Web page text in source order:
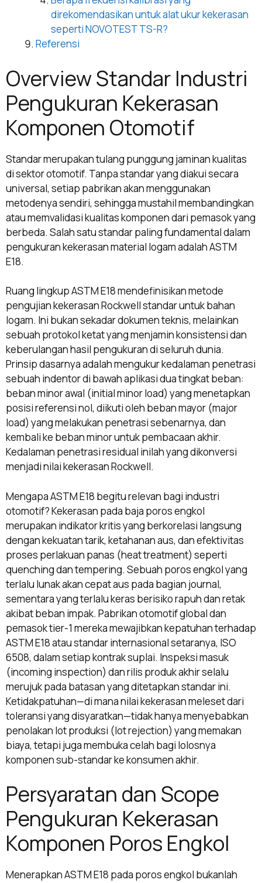
direkomendasikan untuk alat ukur kekerasan
seperti NOVOTEST TS-R?
Referensi
Overview Standar Industri
Pengukuran Kekerasan
Komponen Otomotif
Standar merupakan tulang punggung jaminan kualitas
di sektor otomotif. Tanpa standar yang diakui secara
universal, setiap pabrikan akan menggunakan
metodenya sendiri, sehingga mustahil membandingkan
atau memvalidasi kualitas komponen dari pemasok yang
berbeda. Salah satu standar paling fundamental dalam
pengukuran kekerasan material logam adalah ASTM
E18.
Ruang lingkup ASTM E18 mendefinisikan metode
pengujian kekerasan Rockwell standar untuk bahan
logam. Ini bukan sekadar dokumen teknis, melainkan
sebuah protokol ketat yang menjamin konsistensi dan
keberulangan hasil pengukuran di seluruh dunia.
Prinsip dasarnya adalah mengukur kedalaman penetrasi
sebuah indentor di bawah aplikasi dua tingkat beban:
beban minor awal (initial minor load) yang menetapkan
posisi referensi nol, diikuti oleh beban mayor (major
load) yang melakukan penetrasi sebenarnya, dan
kembali ke beban minor untuk pembacaan akhir.
Kedalaman penetrasi residual inilah yang dikonversi
menjadi nilai kekerasan Rockwell.
Mengapa ASTM E18 begitu relevan bagi industri
otomotif? Kekerasan pada baja poros engkol
merupakan indikator kritis yang berkorelasi langsung
dengan kekuatan tarik, ketahanan aus, dan efektivitas
proses perlakuan panas (heat treatment) seperti
quenching dan tempering. Sebuah poros engkol yang
terlalu lunak akan cepat aus pada bagian journal,
sementara yang terlalu keras berisiko rapuh dan retak
akibat beban impak. Pabrikan otomotif global dan
pemasok tier-1 mereka mewajibkan kepatuhan terhadap
ASTM E18 atau standar internasional setaranya, ISO
6508, dalam setiap kontrak suplai. Inspeksi masuk
(incoming inspection) dan rilis produk akhir selalu
merujuk pada batasan yang ditetapkan standar ini.
Ketidakpatuhan—di mana nilai kekerasan meleset dari
toleransi yang disyaratkan—tidak hanya menyebabkan
penolakan lot produksi (lot rejection) yang memakan
biaya, tetapi juga membuka celah bagi lolosnya
komponen sub-standar ke konsumen akhir.
Persyaratan dan Scope
Pengukuran Kekerasan
Komponen Poros Engkol
Menerapkan ASTM E18 pada poros engkol bukanlah